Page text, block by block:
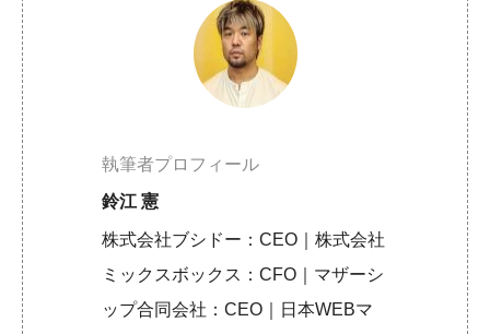
執筆者プロフィール
鈴江 憲
株式会社ブシドー：CEO｜株式会社
ミックスボックス：CFO｜マザーシ
ップ合同会社：CEO｜日本WEBマ